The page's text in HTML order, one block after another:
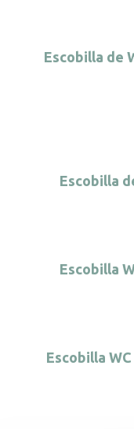
Escobilla de
Escobilla
Escobilla
Escobilla